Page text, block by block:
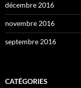
décembre 2016
novembre 2016
septembre 2016
CATÉGORIES